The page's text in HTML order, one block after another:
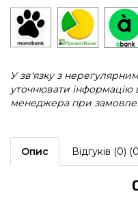
У зв'язку з
уточнювати інформацію
менеджера при
Опис Відгуків (0)